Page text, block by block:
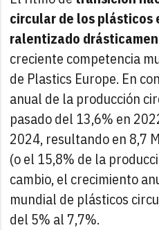
circular de los plásticos
ralentizado
creciente competencia
de Plastics Europe. En
anual de la producción
pasado del 13,6% en
2024, resultando en 8,7
(o el 15,8% de la
cambio, el crecimiento
mundial de plásticos
del 5% al 7,7%.